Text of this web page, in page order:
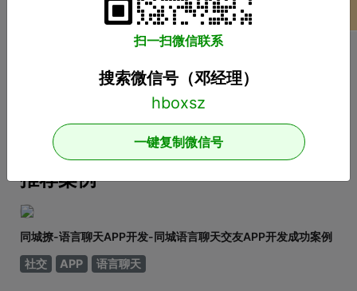
智能化、个性化、信息化的网络展示平台。在线教育春天真
的来了吗？据调查，截至2018年6月，我国网民规模达8.02
亿，普及率57.7%。其中，手机网民规模已达7.8
租房APP开发有哪些类型？租房APP开发功能方案——上海
adinnet/2021-02-2213:47/APP开发闲置租房APP开发的
基本功能有哪些，如何划分？说到租赁，相信大家都不陌
生。从衣服、玩具到数码家电，再到房屋、车辆
推荐案例
同城撩-语言聊天APP开发-同城语言聊天交友APP开发成功案例
社交
APP 语言聊天
扫一扫微信联系
搜索微信号（邓经理）
一键复制微信号